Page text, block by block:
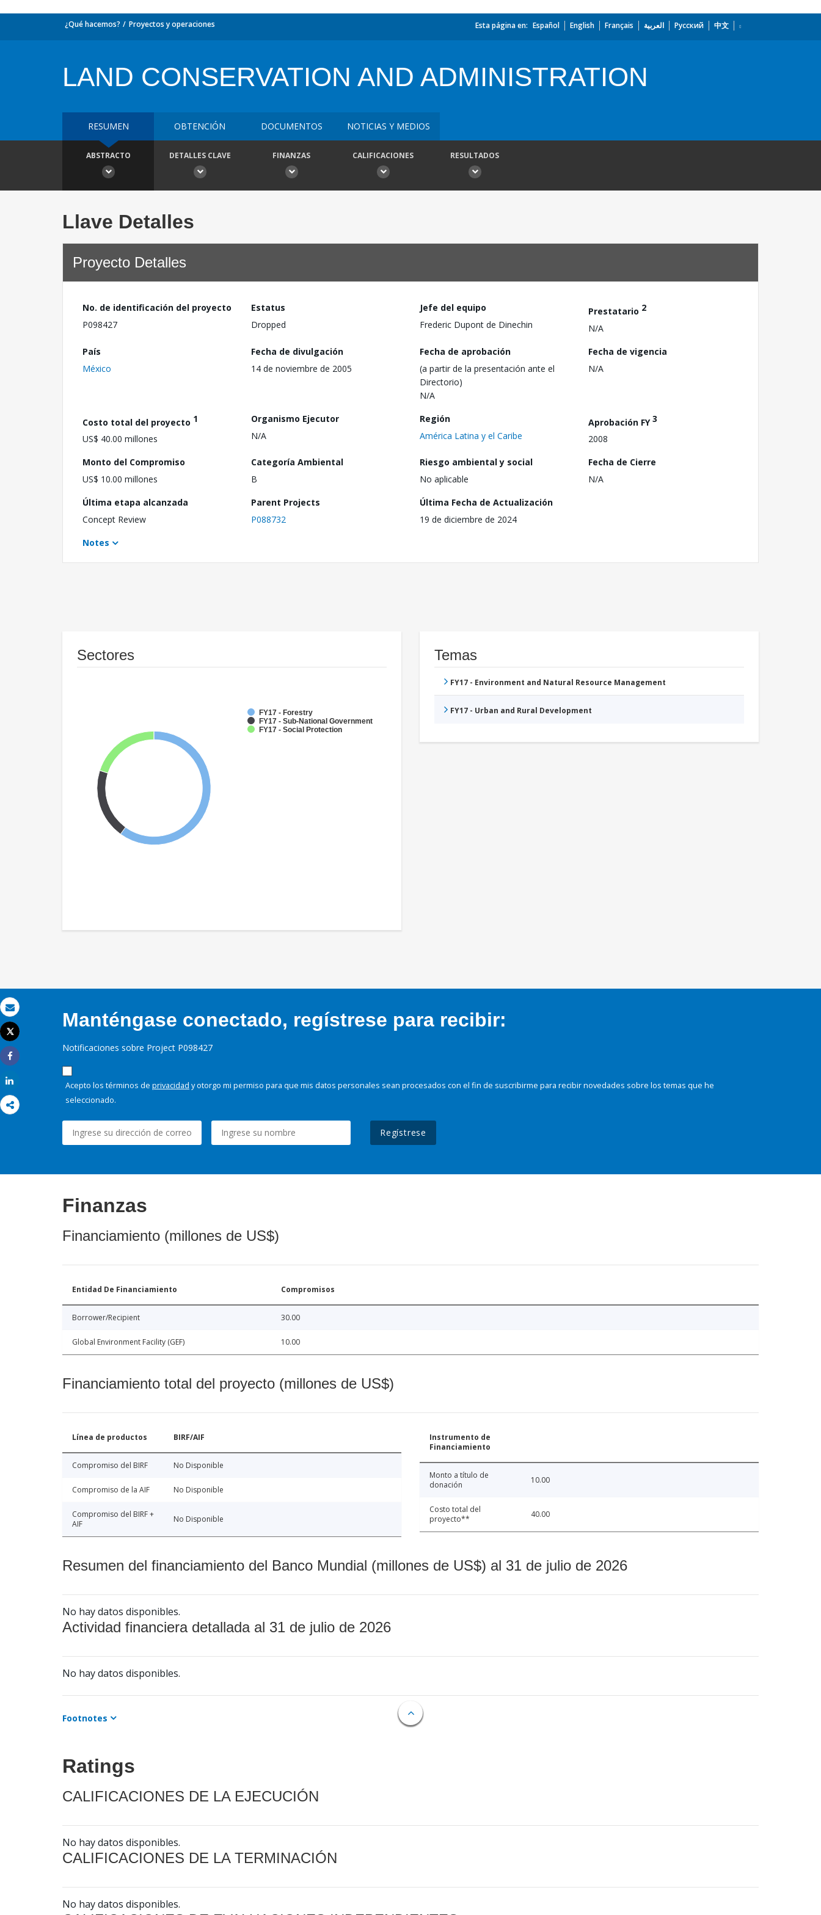
Correo electrónico
Imprimir
Tweet
Share
¿Qué hacemos? Proyectos y operaciones Esta página en: Español English Français العربية Русский 中文
LAND CONSERVATION AND ADMINISTRATION
RESUMEN OBTENCIÓN DOCUMENTOS NOTICIAS Y MEDIOS
ABSTRACTO DETALLES CLAVE FINANZAS CALIFICACIONES RESULTADOS
Llave Detalles
Proyecto Detalles
No. de identificación del proyecto
P098427
Estatus
Dropped
Jefe del equipo
Frederic Dupont de Dinechin
Prestatario 2
N/A
País
México
Fecha de divulgación
14 de noviembre de 2005
Fecha de aprobación
(a partir de la presentación ante el
Directorio)
N/A
Fecha de vigencia
N/A
Costo total del proyecto 1
US$ 40.00 millones
Organismo Ejecutor
N/A
Región
América Latina y el Caribe
Aprobación FY3
2008
Monto del Compromiso
US$ 10.00 millones
Categoría Ambiental
B
Riesgo ambiental y social
No aplicable
Fecha de Cierre
N/A
Última etapa alcanzada
Concept Review
Parent Projects
P088732
Última Fecha de Actualización
19 de diciembre de 2024
Notes
Sectores
FY17 - Forestry
FY17 - Sub-National Government
FY17 - Social Protection
Temas
FY17 - Environment and Natural Resource Management
FY17 - Urban and Rural Development
Manténgase conectado, regístrese para recibir:
Notificaciones sobre Project P098427
Acepto los términos de privacidad y otorgo mi permiso para que mis datos personales sean procesados con el fin de suscribirme para recibir novedades sobre los temas que he
seleccionado.
Regístrese
Finanzas
Financiamiento (millones de US$)
Entidad De Financiamiento Compromisos
Borrower/Recipient 30.00
Global Environment Facility (GEF) 10.00
Financiamiento total del proyecto (millones de US$)
Línea de productos BIRF/AIF
Compromiso del BIRF No Disponible
Compromiso de la AIF No Disponible
Compromiso del BIRF +
AIF
No Disponible
Instrumento de
Financiamiento
Monto a título de
donación
10.00
Costo total del
proyecto**
40.00
Resumen del financiamiento del Banco Mundial (millones de US$) al 31 de julio de 2026
No hay datos disponibles.
Actividad financiera detallada al 31 de julio de 2026
No hay datos disponibles.
Footnotes
Ratings
CALIFICACIONES DE LA EJECUCIÓN
No hay datos disponibles.
CALIFICACIONES DE LA TERMINACIÓN
No hay datos disponibles.